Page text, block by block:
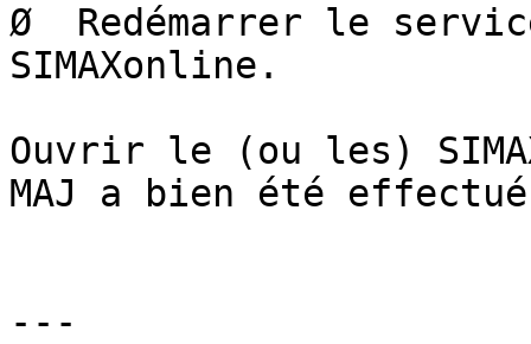
Ø  Redémarrer le
SIMAXonline.
Ouvrir le (ou les)
MAJ a bien été effectué
---